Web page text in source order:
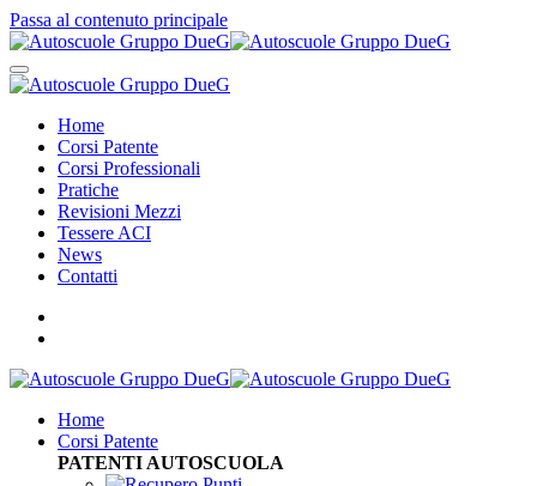
Passa al contenuto principale
Home
Corsi Patente
Corsi Professionali
Pratiche
Revisioni Mezzi
Tessere ACI
News
Contatti
Home
Corsi Patente
PATENTI AUTOSCUOLA